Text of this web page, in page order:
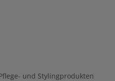
und Stylingprodukten